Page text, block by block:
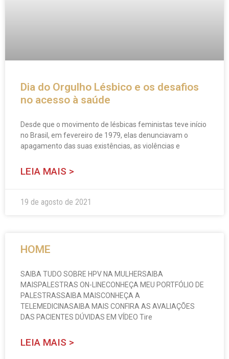
Dia do Orgulho Lésbico e os desafios
no acesso à saúde
Desde que o movimento de lésbicas feministas teve início
no Brasil, em fevereiro de 1979, elas denunciavam o
apagamento das suas existências, as violências e
LEIA MAIS >
19 de agosto de 2021
HOME
SAIBA TUDO SOBRE HPV NA MULHERSAIBA
MAISPALESTRAS ON-LINECONHEÇA MEU PORTFÓLIO DE
PALESTRASSAIBA MAISCONHEÇA A
TELEMEDICINASAIBA MAIS CONFIRA AS AVALIAÇÕES
DAS PACIENTES DÚVIDAS EM VÍDEO Tire
LEIA MAIS >